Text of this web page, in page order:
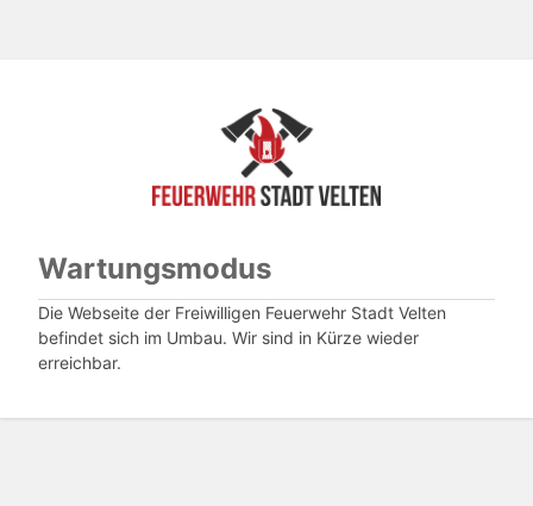
Wartungsmodus
Die Webseite der Freiwilligen Feuerwehr Stadt Velten
befindet sich im Umbau. Wir sind in Kürze wieder
erreichbar.